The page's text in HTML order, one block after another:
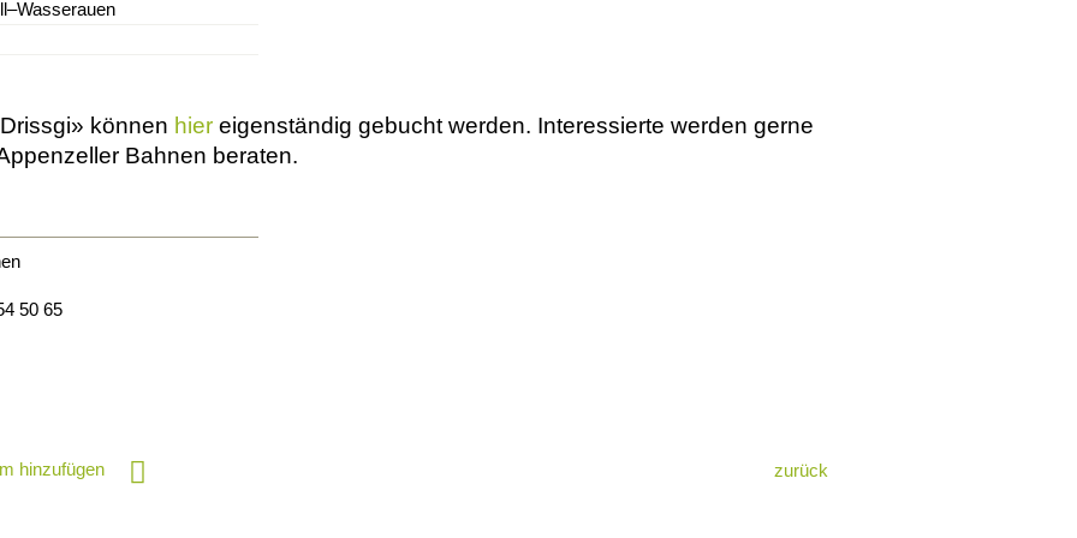
können hier eigenständig gebucht werden. Interessierte werden gerne
Bahnen beraten.
50 65
hinzufügen zurück